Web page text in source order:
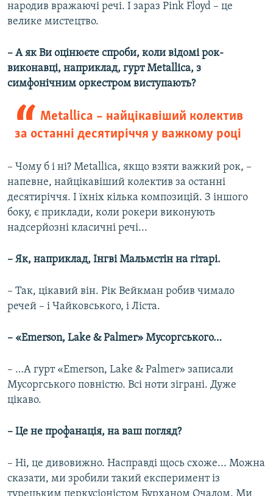
народив вражаючі речі. І зараз Pink Floyd – це
велике мистецтво.
– А як Ви оцінюєте спроби, коли відомі рок-
виконавці, наприклад, гурт Metallica, з
симфонічним оркестром виступають?
Metallica – найцікавіший колектив
за останні десятиріччя у важкому році
– Чому б і ні? Metallica, якщо взяти важкий рок, –
напевне, найцікавіший колектив за останні
десятиріччя. І їхніх кілька композицій. З іншого
боку, є приклади, коли рокери виконують
надсерйозні класичні речі...
– Як, наприклад, Інгві Мальмстін на гітарі.
– Так, цікавий він. Рік Вейкман робив чимало
речей – і Чайковського, і Ліста.
– «Emerson, Lake & Palmer» Мусоргського…
– …А гурт «Emerson, Lake & Palmer» записали
Мусоргського повністю. Всі ноти зіграні. Дуже
цікаво.
– Це не профанація, на ваш погляд?
– Ні, це дивовижно. Насправді щось схоже... Можна
сказати, ми зробили такий експеримент із